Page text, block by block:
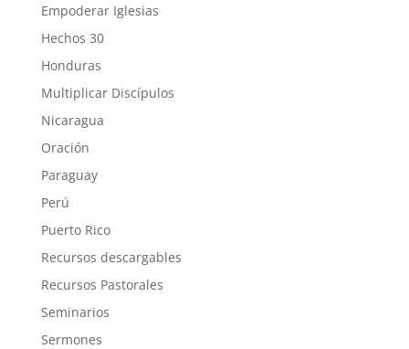
Empoderar Iglesias
Hechos 30
Honduras
Multiplicar Discípulos
Nicaragua
Oración
Paraguay
Perú
Puerto Rico
Recursos descargables
Recursos Pastorales
Seminarios
Sermones